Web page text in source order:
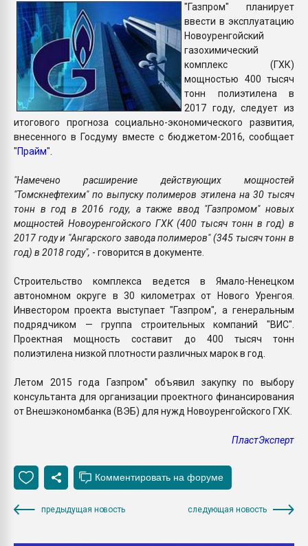
ПЕРЕЙТИ НА
"Газпром" планирует
ввести в эксплуатацию
Новоуренгойский
газохимический
комплекс (ГХК)
мощностью 400 тысяч
тонн полиэтилена в
2017 году, следует из
итогового прогноза социально-экономического развития,
внесенного в Госдуму вместе с бюджетом-2016, сообщает
"Прайм".
"Намечено расширение действующих мощностей
"Томскнефтехим" по выпуску полимеров этилена на 30 тысяч
тонн в год в 2016 году, а также ввод "Газпромом" новых
мощностей Новоуренгойского ГХК (400 тысяч тонн в год) в
2017 году и "Ангарского завода полимеров" (345 тысяч тонн в
год) в 2018 году", - говорится в документе.
Строительство комплекса ведется в Ямало-Ненецком
автономном округе в 30 километрах от Нового Уренгоя.
Инвестором проекта выступает "Газпром", а генеральным
подрядчиком — группа строительных компаний "ВИС".
Проектная мощность составит до 400 тысяч тонн
полиэтилена низкой плотности различных марок в год.
Летом 2015 года Газпром" объявил закупку по выбору
консультанта для организации проектного финансирования
от Внешэкономбанка (ВЭБ) для нужд Новоуренгойского ГХК.
ПластЭксперт
предыдущая новость следующая новость